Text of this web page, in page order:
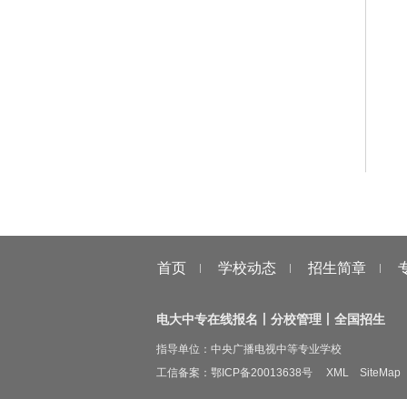
首页 学校动态 招生简章
电大中专在线报名丨分校管理丨全国招生
指导单位：中央广播电视中等专业学校
工信备案： 鄂ICP备20013638号 XML SiteMap